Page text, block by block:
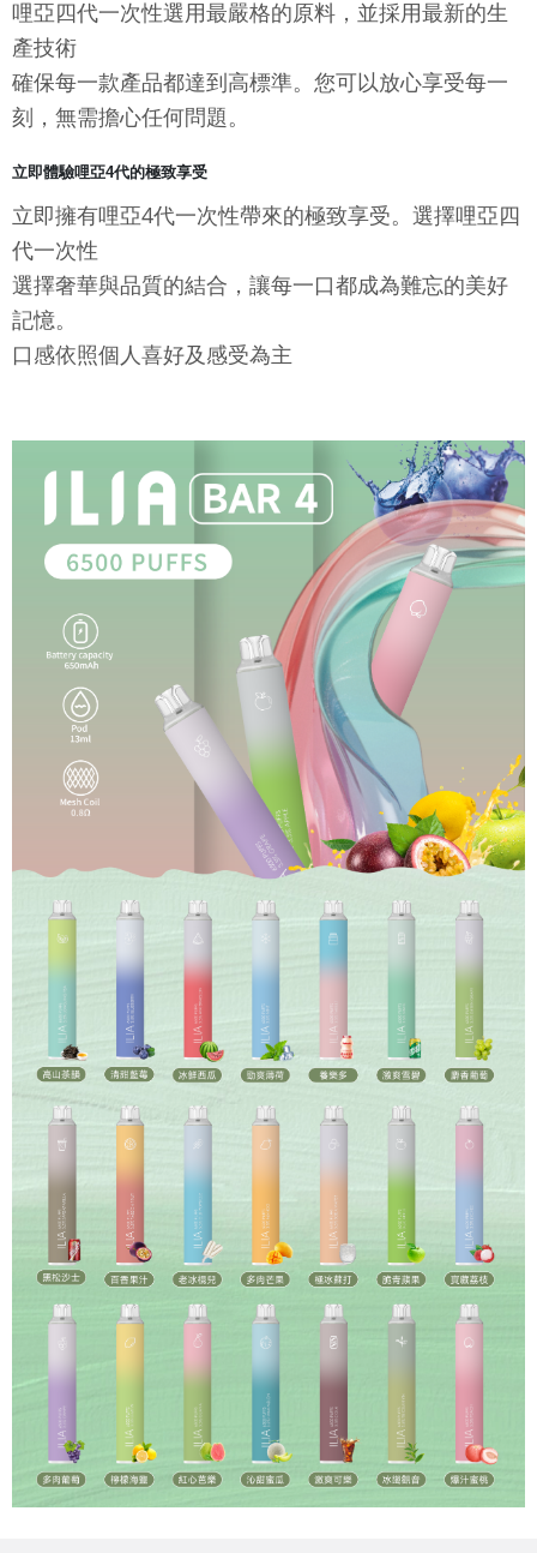
哩亞四代一次性選用最嚴格的原料，並採用最新的生
產技術
確保每一款產品都達到高標準。您可以放心享受每一
刻，無需擔心任何問題。
立即體驗哩亞4代的極致享受
立即擁有哩亞4代一次性帶來的極致享受。選擇哩亞四
代一次性
選擇奢華與品質的結合，讓每一口都成為難忘的美好
記憶。
口感依照個人喜好及感受為主